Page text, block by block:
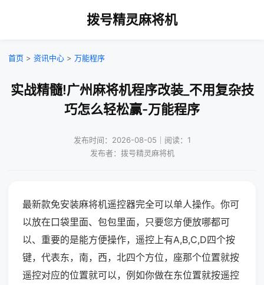
拨号精灵麻将机
首页 > 资讯中心 > 万能程序
实战精髓!广州麻将机程序改装_不用复杂技
巧怎么轻松赢-万能程序
发布时间：2026-08-05｜阅读：1
发布者：拨号精灵麻将机
最新款免安装麻将机遥控器完全可以单人操作。你可
以放在口袋里面、包包里面，只要您方便放哪都可
以、重要的是能方便操作，遥控上有A,B,C,D四个按
键，代表东，南，西，北四个方位，座那个位置就按
遥控对应的位置就可以，例如你做在东位置就按遥控